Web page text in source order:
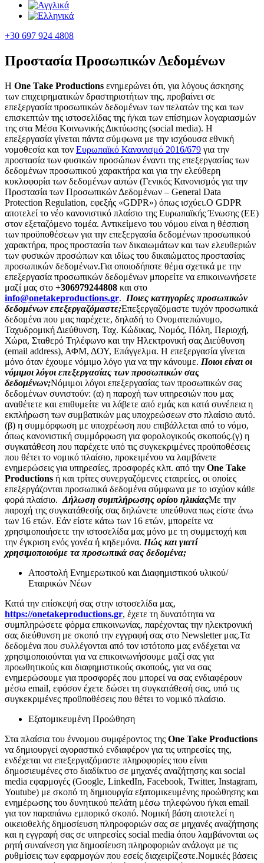
+30 697 924 4808
Προστασία Προσωπικών Δεδομένων
Η One Take Productions ενημερώνει ότι, για λόγους άσκησης
των επιχειρηματικών δραστηριοτήτων της, προβαίνει σε
επεξεργασία προσωπικών δεδομένων των πελατών της και των
επισκεπτών της ιστοσελίδας της ή/και των επίσημων λογαριασμών
της στα Μέσα Κοινωνικής Δικτύωσης (social media). Η
επεξεργασία γίνεται πάντα σύμφωνα με την ισχύουσα εθνική
νομοθεσία και τον Ευρωπαϊκό Κανονισμό 2016/679 για την
προστασία των φυσικών προσώπων έναντι της επεξεργασίας των
δεδομένων προσωπικού χαρακτήρα και για την ελεύθερη
κυκλοφορία των δεδομένων αυτών (Γενικός Κανονισμός για την
Προστασία των Προσωπικών Δεδομένων – General Data
Protection Regulation, εφεξής «GDPR») όπως ισχύει.Ο GDPR
αποτελεί το νέο κανονιστικό πλαίσιο της Ευρωπαϊκής Ένωσης (ΕΕ)
στον εξεταζόμενο τομέα. Αντικείμενο του νόμου είναι η θέσπιση
των προϋποθέσεων για την επεξεργασία δεδομένων προσωπικού
χαρακτήρα, προς προστασία των δικαιωμάτων και των ελευθεριών
των φυσικών προσώπων και ιδίως του δικαιώματος προστασίας
προσωπικών δεδομένων.Για οποιοδήποτε θέμα σχετικά με την
επεξεργασία προσωπικών δεδομένων μπορείτε να επικοινωνήσετε
μαζί μας στο +306979244808 και στο
info@onetakeproductions.gr. Ποιες κατηγορίες προσωπικών
δεδομένων επεξεργαζόμαστε;Επεξεργαζόμαστε τυχόν προσωπικά
δεδομένα που μας παρέχετε, δηλαδή το Ονοματεπώνυμο,
Ταχυδρομική Διεύθυνση, Ταχ. Κώδικας, Νομός, Πόλη, Περιοχή,
Χώρα, Σταθερό Τηλέφωνο και την Ηλεκτρονική σας Διεύθυνση
(email address), ΑΦΜ, ΔΟΥ, Επάγγελμα. Η επεξεργασία γίνεται
μόνο όταν έχουμε νόμιμο λόγο για να την κάνουμε. Ποιοι είναι οι
νόμιμοι λόγοι επεξεργασίας των προσωπικών σας
δεδομένων;Νόμιμοι λόγοι επεξεργασίας των προσωπικών σας
δεδομένων συνιστούν: (α) η παροχή των υπηρεσιών που μας
αναθέτετε και επιθυμείτε να λάβετε από εμάς και κατά συνέπεια η
εκπλήρωση των συμβατικών μας υποχρεώσεων στο πλαίσιο αυτό.
(β) η συμμόρφωση με υποχρέωση που επιβάλλεται από το νόμο,
όπως κανονιστική συμμόρφωση για φορολογικούς σκοπούς.(γ) η
συγκατάθεση που παρέχετε υπό τις συγκεκριμένες προϋποθέσεις
που θέτει το νομικό πλαίσιο, προκειμένου να λαμβάνετε
ενημερώσεις για υπηρεσίες, προσφορές κλπ. από την One Take
Productions ή και τρίτες συνεργαζόμενες εταιρείες, οι οποίες
επεξεργάζονται προσωπικά δεδομένα σύμφωνα με το ισχύον κάθε
φορά πλαίσιο. Δήλωση συμπλήρωσης ορίου ηλικίαςΜε την
παροχή της συγκατάθεσής σας δηλώνετε υπεύθυνα πως είστε άνω
των 16 ετών. Εάν είστε κάτω των 16 ετών, μπορείτε να
χρησιμοποιήσετε την ιστοσελίδα μας μόνο με τη συμμετοχή και
την έγκριση ενός γονέα ή κηδεμόνα. Πώς και γιατί
χρησιμοποιούμε τα προσωπικά σας δεδομένα;
Aποστολή Ενημερωτικού και Διαφημιστικού υλικού/
Εταιρικών Νέων
Κατά την επίσκεψή σας στην ιστοσελίδα μας,
https://onetakeproductions.gr, έχετε τη δυνατότητα να
συμπληρώσετε φόρμα επικοινωνίας, παρέχοντας την ηλεκτρονική
σας διεύθυνση με σκοπό την εγγραφή σας στο Newsletter μας.Τα
δεδομένα που συλλέγονται από τον ιστότοπο μας ενδέχεται να
χρησιμοποιούνται για να επικοινωνήσουμε μαζί σας για
προωθητικούς και διαφημιστικούς σκοπούς, για να σας
ενημερώσουμε για προσφορές που μπορεί να σας ενδιαφέρουν
μέσω email, εφόσον έχετε δώσει τη συγκατάθεσή σας, υπό τις
συγκεκριμένες προϋποθέσεις που θέτει το νομικό πλαίσιο.
Εξατομικευμένη Προώθηση
Στα πλαίσια του έννομου συμφέροντος της One Take Productions
να δημιουργεί αγοραστικό ενδιαφέρον για τις υπηρεσίες της,
ενδέχεται να επεξεργαζόμαστε πληροφορίες που είναι
δημοσιευμένες στο διαδίκτυο σε μηχανές αναζήτησης και social
media εφαρμογές (Google, LinkedIn, Facebook, Twitter, Instagram,
Youtube) με σκοπό τη δημιουργία εξατομικευμένης προώθησης και
ενημέρωσης του δυνητικού πελάτη μέσω τηλεφώνου ή/και email
για τον παραπάνω εμπορικό σκοπό. Νομική βάση αποτελεί η
οικειοθελής δημοσίευση πληροφοριών σας σε μηχανές αναζήτησης
και η εγγραφή σας σε υπηρεσίες social media όπου λαμβάνονται ως
ρητή συναίνεση για δημοσίευση πληροφοριών ανάλογα με τις
ρυθμίσεις των εφαρμογών που εσείς διαχειρίζεστε.Νομικές βάσεις